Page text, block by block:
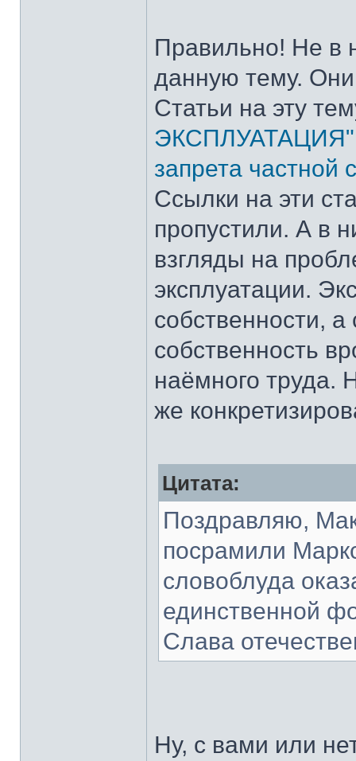
Правильно! Не в
данную тему.
Статьи на эту
ЭКСПЛУАТАЦИЯ"
запрета частной
Ссылки на эти
пропустили. А в
взгляды на
эксплуатации.
собственности,
собственность
наёмного труда.
же
Цитата:
Поздравляю,
посрамили
словоблуда
единственной
Слава
Ну, с вами или